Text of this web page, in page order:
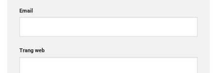
Email
Trang web